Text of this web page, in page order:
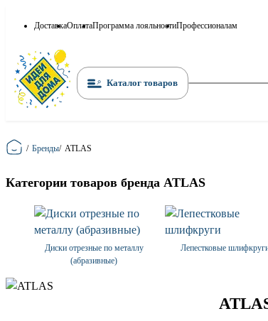
ДоставкаОплатаПрограмма лояльностиПрофессионалам
Каталог товаров
Главная
/ Бренды/ ATLAS
Категории товаров бренда ATLAS
Диски отрезные по металлу
(абразивные)
Лепестковые